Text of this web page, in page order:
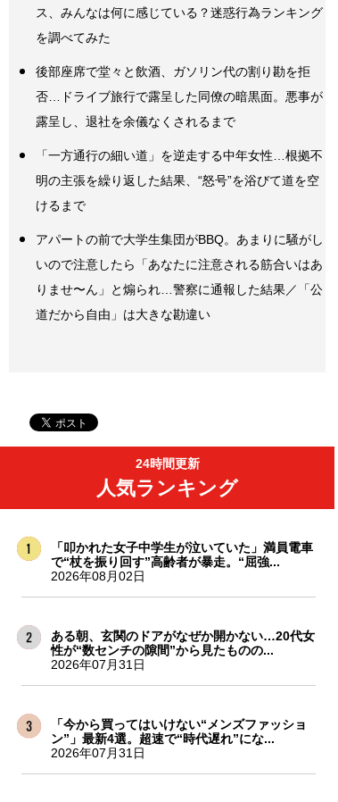
ス、みんなは何に感じている？迷惑行為ランキング
を調べてみた
後部座席で堂々と飲酒、ガソリン代の割り勘を拒
否…ドライブ旅行で露呈した同僚の暗黒面。悪事が
露呈し、退社を余儀なくされるまで
「一方通行の細い道」を逆走する中年女性…根拠不
明の主張を繰り返した結果、“怒号”を浴びて道を空
けるまで
アパートの前で大学生集団がBBQ。あまりに騒がし
いので注意したら「あなたに注意される筋合いはあ
りませ〜ん」と煽られ…警察に通報した結果／「公
道だから自由」は大きな勘違い
24時間更新
人気ランキング
「叩かれた女子中学生が泣いていた」満員電車
で“杖を振り回す”高齢者が暴走。“屈強...
2026年08月02日
ある朝、玄関のドアがなぜか開かない…20代女
性が“数センチの隙間”から見たものの...
2026年07月31日
「今から買ってはいけない“メンズファッショ
ン”」最新4選。超速で“時代遅れ”にな...
2026年07月31日